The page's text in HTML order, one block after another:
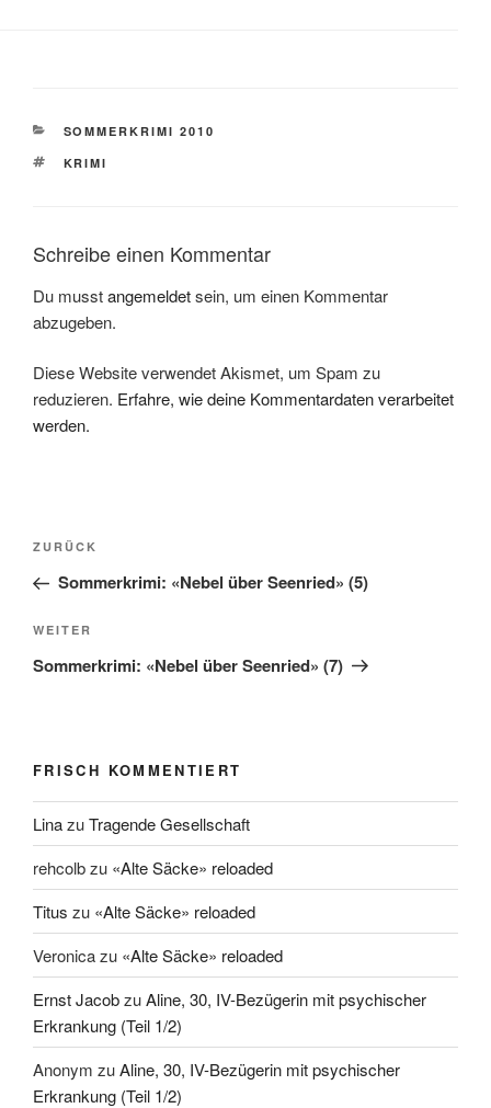
KATEGORIEN
SOMMERKRIMI 2010
SCHLAGWÖRTER
KRIMI
Schreibe einen Kommentar
Du musstangemeldetsein, um einen Kommentar
abzugeben.
Diese Website verwendet Akismet, um Spam zu
reduzieren. Erfahre, wie deine Kommentardaten verarbeitet
werden.
Beitragsnavigation
Vorheriger
Beitrag
ZURÜCK
Sommerkrimi: «Nebel über Seenried» (5)
Nächster
Beitrag
WEITER
Sommerkrimi: «Nebel über Seenried» (7)
FRISCH KOMMENTIERT
LinazuTragende Gesellschaft
rehcolbzu «Alte Säcke» reloaded
Titus zu «Alte Säcke» reloaded
Veronicazu «Alte Säcke» reloaded
Ernst JacobzuAline, 30, IV-Bezügerin mit psychischer
Erkrankung (Teil 1/2)
Anonym zuAline, 30, IV-Bezügerin mit psychischer
Erkrankung (Teil 1/2)